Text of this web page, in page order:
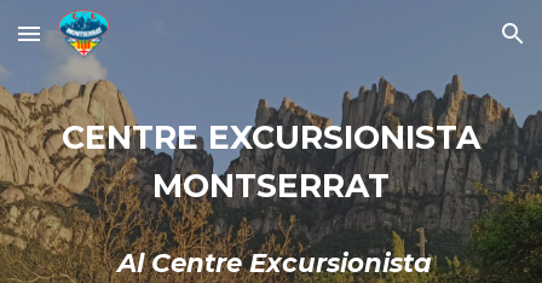
Skip to main content Skip to navigation
CENTRE EXCURSIONISTA
MONTSERRAT
Al Centre Excursionista